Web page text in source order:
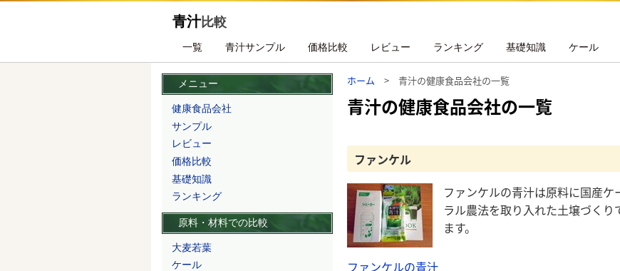
青汁比較
一覧 青汁サンプル 価格比較 レビュー ランキング 基礎知識 ケール
ホーム > 青汁の健康食品会社の一覧
青汁の健康食品会社の一覧
ファンケル
ファンケルの青汁は原料に国産
ラル農法を取り入れた土壌づく
ます。
ファンケルの青汁
メニュー
健康食品会社
サンプル
レビュー
価格比較
基礎知識
ランキング
原料・材料での比較
大麦若葉
ケール